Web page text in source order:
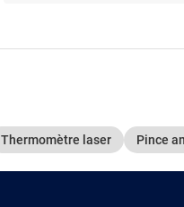
Thermomètre laser Pince